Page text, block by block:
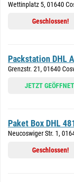
Wettinplatz 5, 01640
Geschlossen!
Packstation DHL
Grenzstr. 21, 01640
JETZT
Paket Box DHL
Neucoswiger Str. 1,
Geschlossen!